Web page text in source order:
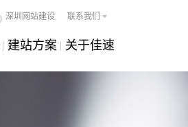
深圳网站建设 联系我们
建站方案 关于佳速